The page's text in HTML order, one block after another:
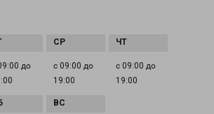
до
с 09:00 до
19:00
с 09:00 до
19:00